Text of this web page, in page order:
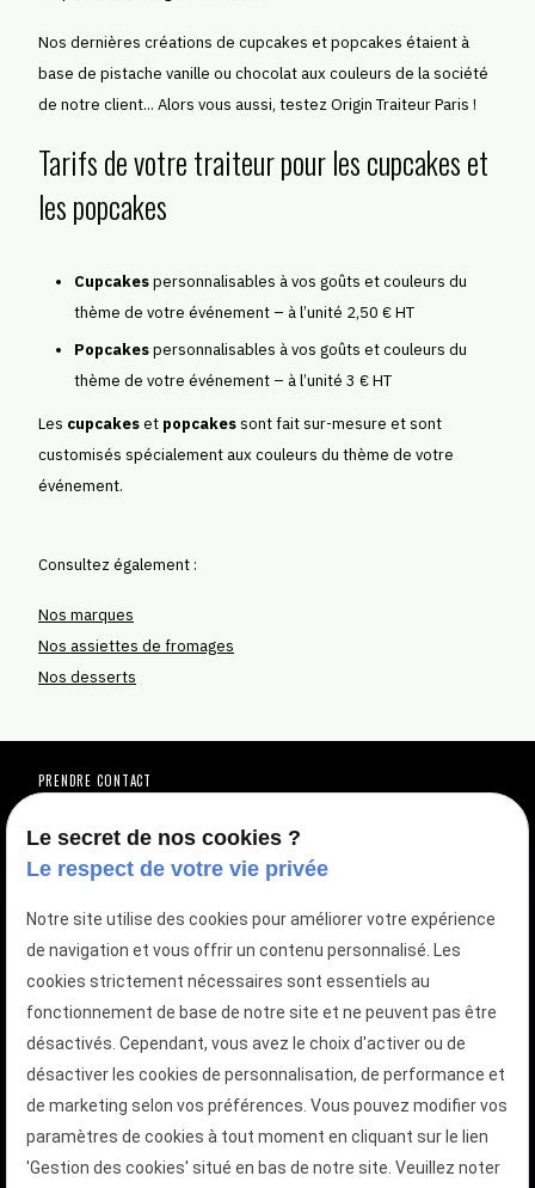
Nos dernières créations de cupcakes et popcakes étaient à
base de pistache vanille ou chocolat aux couleurs de la société
de notre client... Alors vous aussi, testez Origin Traiteur Paris !
Tarifs de votre traiteur pour les cupcakes et
les popcakes
Cupcakespersonnalisables à vos goûts et couleurs du
thème de votre événement – à l’unité 2,50 € HT
Popcakespersonnalisables à vos goûts et couleurs du
thème de votre événement – à l’unité 3 € HT
Les cupcakeset popcakessont fait sur-mesure et sont
customisés spécialement aux couleurs du thème de votre
événement.
Consultez également :
Nos marques
Nos assiettes de fromages
Nos desserts
PRENDRE CONTACT
Vous êtes intéressé(e) par une de nos
prestations ?
TÉLÉPHONEZ AU
01 88 24 23 12
Votre devis en quelques clics
Le secret de nos cookies ?
Le respect de votre vie privée
Notre site utilise des cookies pour améliorer votre expérience
de navigation et vous offrir un contenu personnalisé. Les
cookies strictement nécessaires sont essentiels au
fonctionnement de base de notre site et ne peuvent pas être
désactivés. Cependant, vous avez le choix d'activer ou de
désactiver les cookies de personnalisation, de performance et
de marketing selon vos préférences. Vous pouvez modifier vos
paramètres de cookies à tout moment en cliquant sur le lien
'Gestion des cookies' situé en bas de notre site. Veuillez noter